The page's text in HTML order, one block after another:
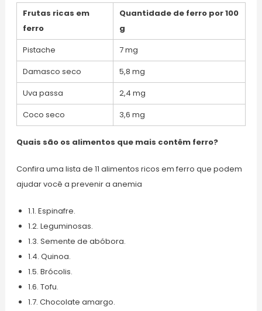
Frutas ricas em
ferro
Quantidade de ferro por 100
g
Pistache
7 mg
Damasco seco
5,8 mg
Uva passa
2,4 mg
Coco seco
3,6 mg
Quais são os alimentos que mais contêm ferro?
Confira uma lista de 11 alimentos ricos em ferro que podem
ajudar você a prevenir a anemia
1.1. Espinafre.
1.2. Leguminosas.
1.3. Semente de abóbora.
1.4. Quinoa.
1.5. Brócolis.
1.6. Tofu.
1.7. Chocolate amargo.